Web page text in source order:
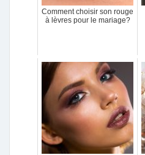
Comment choisir son rouge
à lèvres pour le mariage?